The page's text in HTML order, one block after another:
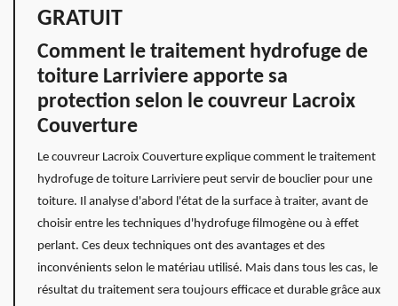
GRATUIT
Comment le traitement hydrofuge de
toiture Larriviere apporte sa
protection selon le couvreur Lacroix
Couverture
Le couvreur Lacroix Couverture explique comment le traitement
hydrofuge de toiture Larriviere peut servir de bouclier pour une
toiture. Il analyse d'abord l'état de la surface à traiter, avant de
choisir entre les techniques d'hydrofuge filmogène ou à effet
perlant. Ces deux techniques ont des avantages et des
inconvénients selon le matériau utilisé. Mais dans tous les cas, le
résultat du traitement sera toujours efficace et durable grâce aux